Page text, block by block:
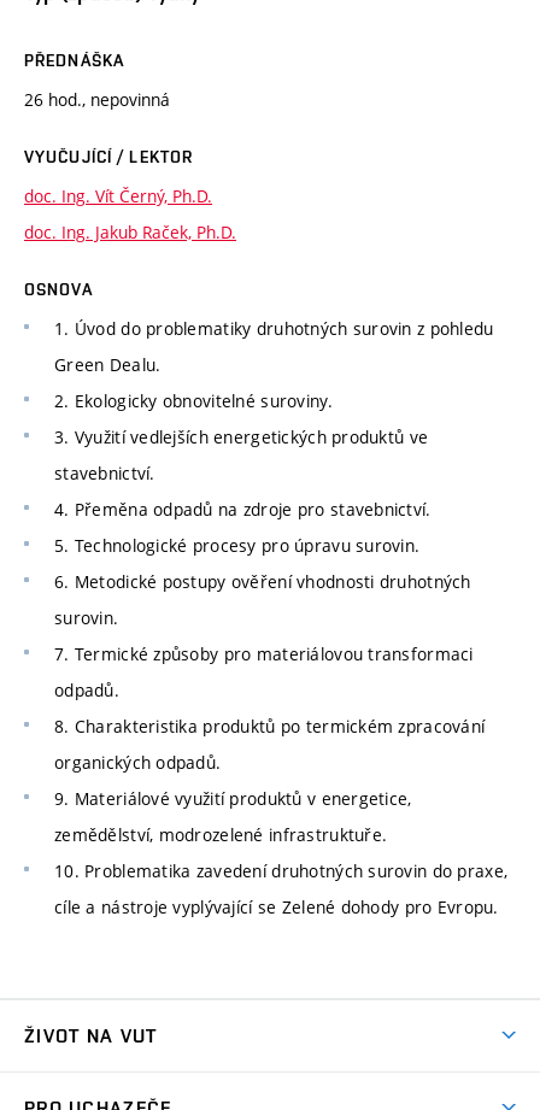
PŘEDNÁŠKA
26 hod., nepovinná
VYUČUJÍCÍ / LEKTOR
doc. Ing. Vít Černý, Ph.D.
doc. Ing. Jakub Raček, Ph.D.
OSNOVA
1. Úvod do problematiky druhotných surovin z pohledu
Green Dealu.
2. Ekologicky obnovitelné suroviny.
3. Využití vedlejších energetických produktů ve
stavebnictví.
4. Přeměna odpadů na zdroje pro stavebnictví.
5. Technologické procesy pro úpravu surovin.
6. Metodické postupy ověření vhodnosti druhotných
surovin.
7. Termické způsoby pro materiálovou transformaci
odpadů.
8. Charakteristika produktů po termickém zpracování
organických odpadů.
9. Materiálové využití produktů v energetice,
zemědělství, modrozelené infrastruktuře.
10. Problematika zavedení druhotných surovin do praxe,
cíle a nástroje vyplývající se Zelené dohody pro Evropu.
ŽIVOT NA VUT